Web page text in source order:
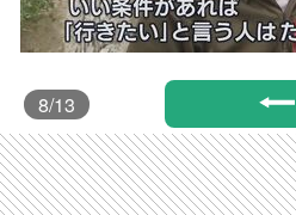
8/13